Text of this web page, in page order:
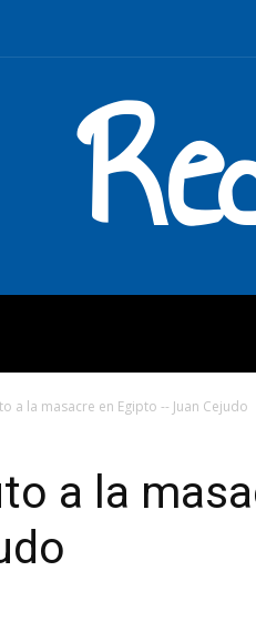
a la masacre en Egipto -- Juan Cejudo
a la